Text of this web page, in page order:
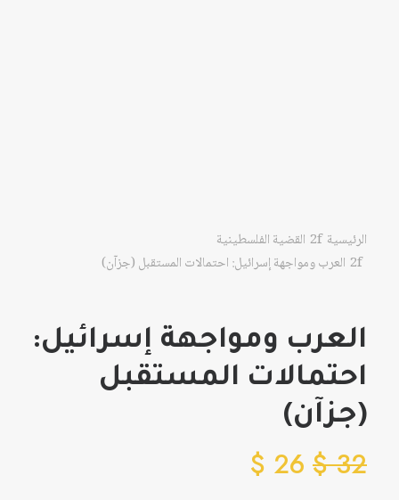
الرئيسية
القضية الفلسطينية
العرب ومواجهة إسرائيل: احتمالات المستقبل (جزآن)
العرب ومواجهة إسرائيل:
احتمالات المستقبل
(جزآن)
32
$
26
$